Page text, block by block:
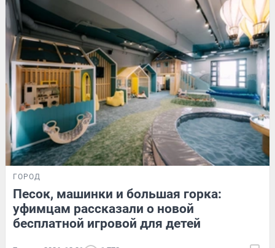
ГОРОД
Песок, машинки и большая горка:
уфимцам рассказали о новой
бесплатной игровой для детей